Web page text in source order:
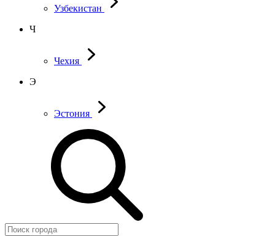
Узбекистан
Ч
Чехия
Э
Эстония